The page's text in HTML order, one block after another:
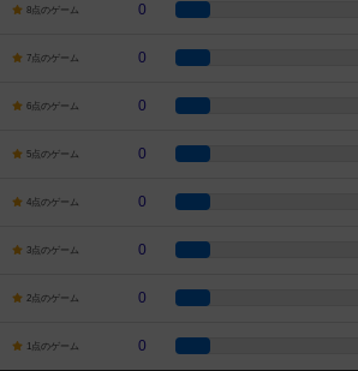
8点のゲーム 0
7点のゲーム 0
6点のゲーム 0
5点のゲーム 0
4点のゲーム 0
3点のゲーム 0
2点のゲーム 0
1点のゲーム 0